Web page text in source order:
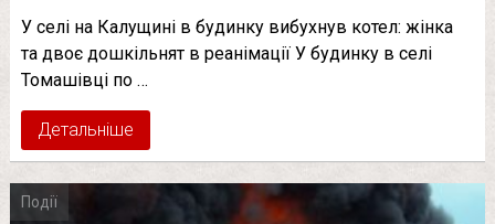
У селі на Калущині в будинку вибухнув котел: жінка
та двоє дошкільнят в реанімації У будинку в селі
Томашівці по …
Детальніше
Події